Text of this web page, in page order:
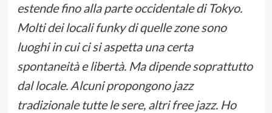
estende fino alla parte occidentale di Tokyo.
Molti dei locali funky di quelle zone sono
luoghi in cui ci si aspetta una certa
spontaneità e libertà. Ma dipende soprattutto
dal locale. Alcuni propongono jazz
tradizionale tutte le sere, altri free jazz. Ho